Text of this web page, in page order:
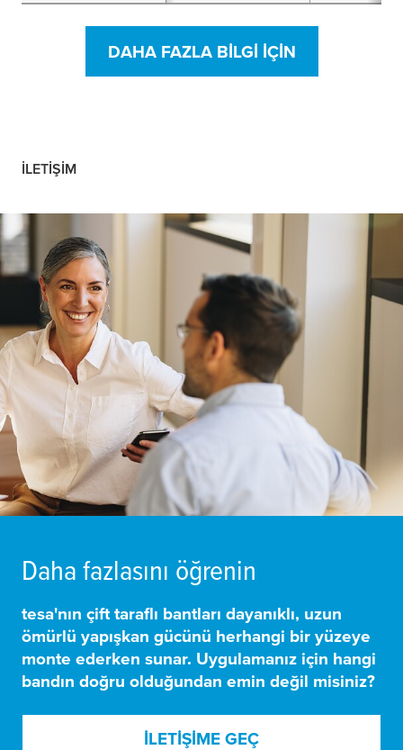
DAHA FAZLA BILGI IÇIN
İLETIŞIM
Daha fazlasını öğrenin
tesa'nın çift taraflı bantları dayanıklı, uzun
ömürlü yapışkan gücünü herhangi bir yüzeye
monte ederken sunar. Uygulamanız için hangi
bandın doğru olduğundan emin değil misiniz?
İLETIŞIME GEÇ